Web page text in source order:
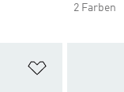
2 Farben
Zur